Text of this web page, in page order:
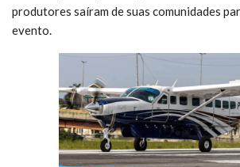
produtores saíram de suas comunidades
evento.